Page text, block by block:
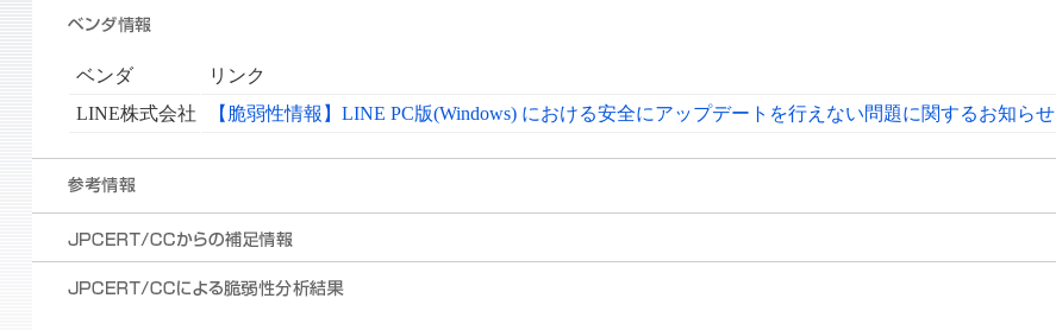
ベンダ
リンク
LINE株式会社
【脆弱性情報】LINE PC版(Windows) における安全にアップデートを行えない問題に関するお知らせ